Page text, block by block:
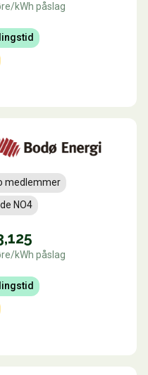
kWh påslag
medlemmer
NO4
kWh påslag